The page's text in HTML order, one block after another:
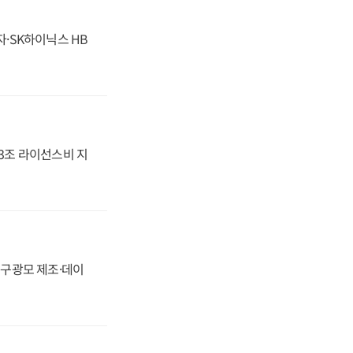
하이닉스 HB
라이선스비 지
광모 제조·데이